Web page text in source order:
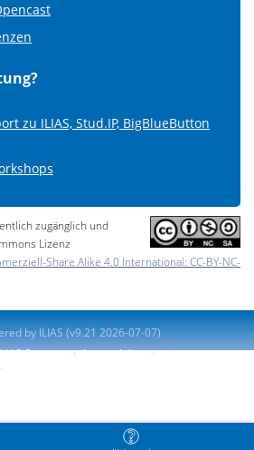
zu ILIAS, Stud.IP, BigBlueButton
zugänglich und
Lizenz
Share Alike 4.0 International: CC-BY-NC-
by ILIAS (v9.21 2026-07-07)
Support
Accessibility